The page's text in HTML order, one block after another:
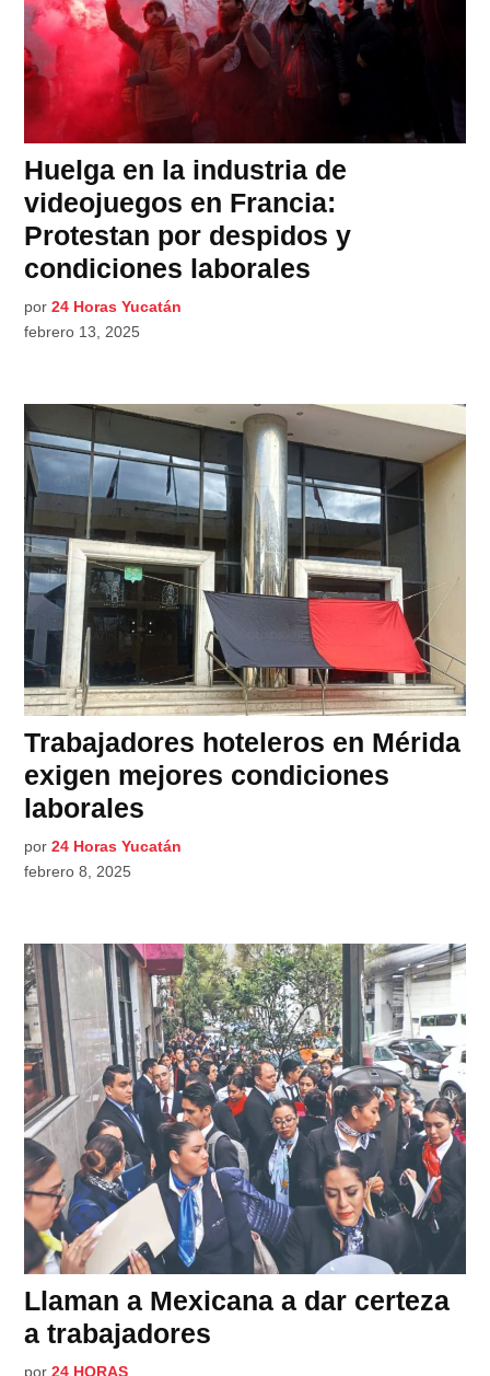
Huelga en la industria de
videojuegos en Francia:
Protestan por despidos y
condiciones laborales
por 24 Horas Yucatán
febrero 13, 2025
Trabajadores hoteleros en Mérida
exigen mejores condiciones
laborales
por 24 Horas Yucatán
febrero 8, 2025
Llaman a Mexicana a dar certeza
a trabajadores
por 24 HORAS